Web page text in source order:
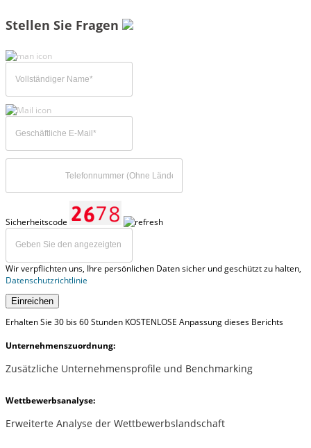
Stellen Sie Fragen
Sicherheitscode
Wir verpflichten uns, Ihre persönlichen Daten sicher und geschützt zu halten,
Datenschutzrichtlinie
Einreichen
Erhalten Sie 30 bis 60 Stunden KOSTENLOSE Anpassung dieses Berichts
Unternehmenszuordnung:
Zusätzliche Unternehmensprofile und Benchmarking
Wettbewerbsanalyse:
Erweiterte Analyse der Wettbewerbslandschaft